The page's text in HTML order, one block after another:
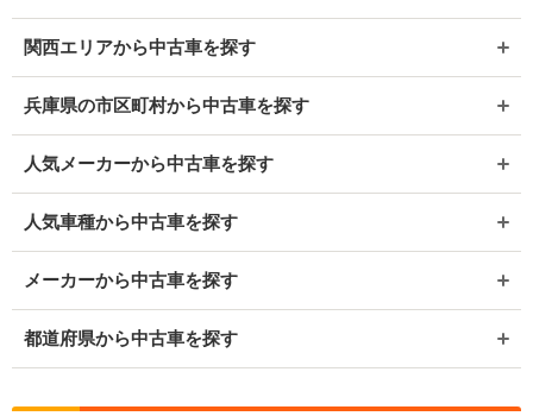
関西エリアから中古車を探す
兵庫県の市区町村から中古車を探す
人気メーカーから中古車を探す
人気車種から中古車を探す
メーカーから中古車を探す
都道府県から中古車を探す